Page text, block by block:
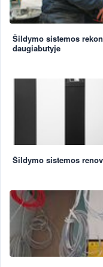
Šildymo sistemos
daugiabutyje
Šildymo sistemos